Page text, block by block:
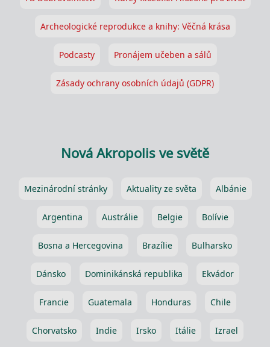
Archeologické reprodukce a knihy: Věčná krása
Podcasty Pronájem učeben a sálů
Zásady ochrany osobních údajů (GDPR)
Nová Akropolis ve světě
Mezinárodní stránky Aktuality ze světa Albánie
Argentina Austrálie Belgie Bolívie
Bosna a Hercegovina Brazílie Bulharsko
Dánsko Dominikánská republika Ekvádor
Francie Guatemala Honduras Chile
Chorvatsko Indie Irsko Itálie Izrael